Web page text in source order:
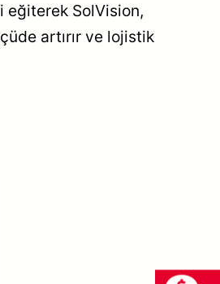
eğiterek SolVision,
artırır ve lojistik